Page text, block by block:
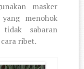
masker
menohok
sabaran
ribet.